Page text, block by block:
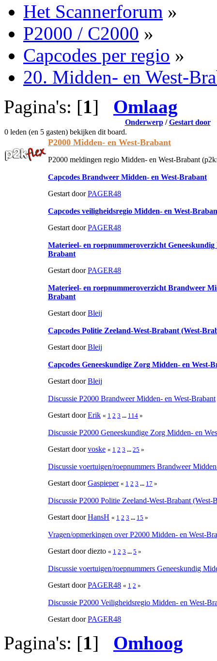
Het Scannerforum »
P2000 / C2000 »
Capcodes per regio »
20. Midden- en West-
Pagina's: [1] Omlaag
Onderwerp/Gestart door
0 leden (en 5 gasten) bekijken dit board.
P2000 Midden- en West-Brabant
P2000 meldingen regio Midden- en West-Brabant
Capcodes Brandweer Midden- en West-Brabant
Gestart doorPAGER48
Capcodes veiligheidsregio Midden- en West-
Gestart doorPAGER48
Materieel- en roepnummeroverzicht Geneeskundig
Brabant
Gestart doorPAGER48
Materieel- en roepnummeroverzicht Brandweer
Brabant
Gestart doorBleij
Capcodes Politie Zeeland-West-Brabant (West-
Gestart doorBleij
Capcodes Geneeskundige Zorg Midden- en West-
Gestart doorBleij
Discussie P2000 Brandweer Midden- en West-Brabant
Gestart doorErik « 1 2 3 ... 114 »
Discussie P2000 Geneeskundige Zorg Midden- en
Gestart doorvoske « 1 2 3 ... 25 »
Discussie voertuigen/roepnummers Brandweer
Gestart doorGaspieper « 1 2 3 ... 17 »
Discussie P2000 Politie Zeeland-West-Brabant (West-
Gestart doorHansH « 1 2 3 ... 15 »
Vragen/opmerkingen over P2000 Midden- en West-
Gestart door diezto « 1 2 3 ... 5 »
Discussie voertuigen/roepnummers Geneeskundig
Gestart doorPAGER48 « 1 2 »
Discussie P2000 Veiligheidsregio Midden- en West-
Gestart doorPAGER48
Pagina's: [1] Omhoog